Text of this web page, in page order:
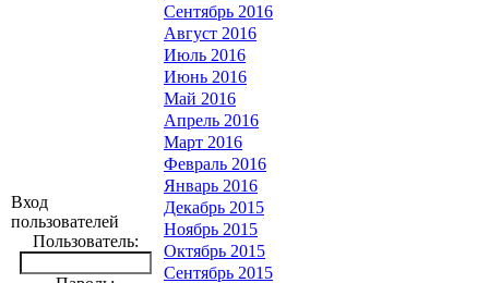
Вход
пользователей
Пользователь:
Сентябрь 2016
Август 2016
Июль 2016
Июнь 2016
Май 2016
Апрель 2016
Март 2016
Февраль 2016
Январь 2016
Декабрь 2015
Ноябрь 2015
Октябрь 2015
Сентябрь 2015